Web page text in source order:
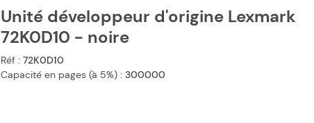
Unité développeur d'origine Lexmark
72K0D10 - noire
Réf : 72K0D10
Capacité en pages (à 5%) : 300000